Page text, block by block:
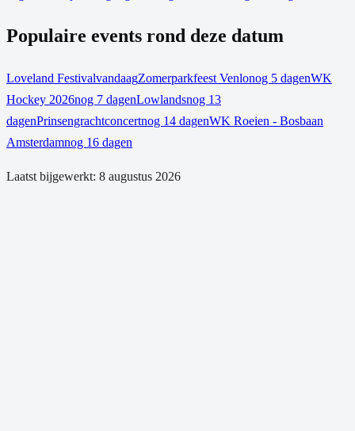
Populaire events rond deze datum
Loveland FestivalvandaagZomerparkfeest Venlonog 5 dagenWK
Hockey 2026nog 7 dagenLowlandsnog 13
dagenPrinsengrachtconcertnog 14 dagenWK Roeien - Bosbaan
Amsterdamnog 16 dagen
Laatst bijgewerkt: 8 augustus 2026